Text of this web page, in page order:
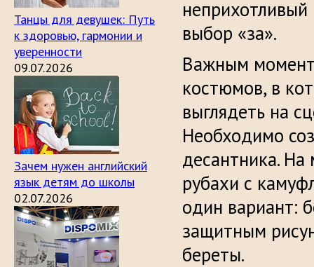
Танцы для девушек: Путь
к здоровью, гармонии и
уверенности
09.07.2026
Зачем нужен английский
язык детям до школы
02.07.2026
выбор «за».
Важным
костюмов, в
выглядеть на
Необходимо
десантника.
рубахи с
один вариант:
защитным
береты.